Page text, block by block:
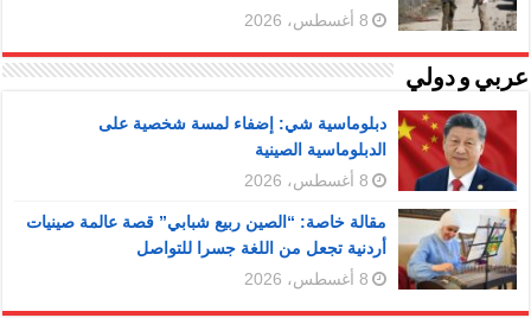
8 أغسطس، 2026
عربي و دولي
دبلوماسية شي: إضفاء لمسة شخصية على
الدبلوماسية الصينية
8 أغسطس، 2026
مقالة خاصة: “الصين ربيع شبابي” قصة عالمة صينيات
أردنية تجعل من اللغة جسرا للتواصل
8 أغسطس، 2026